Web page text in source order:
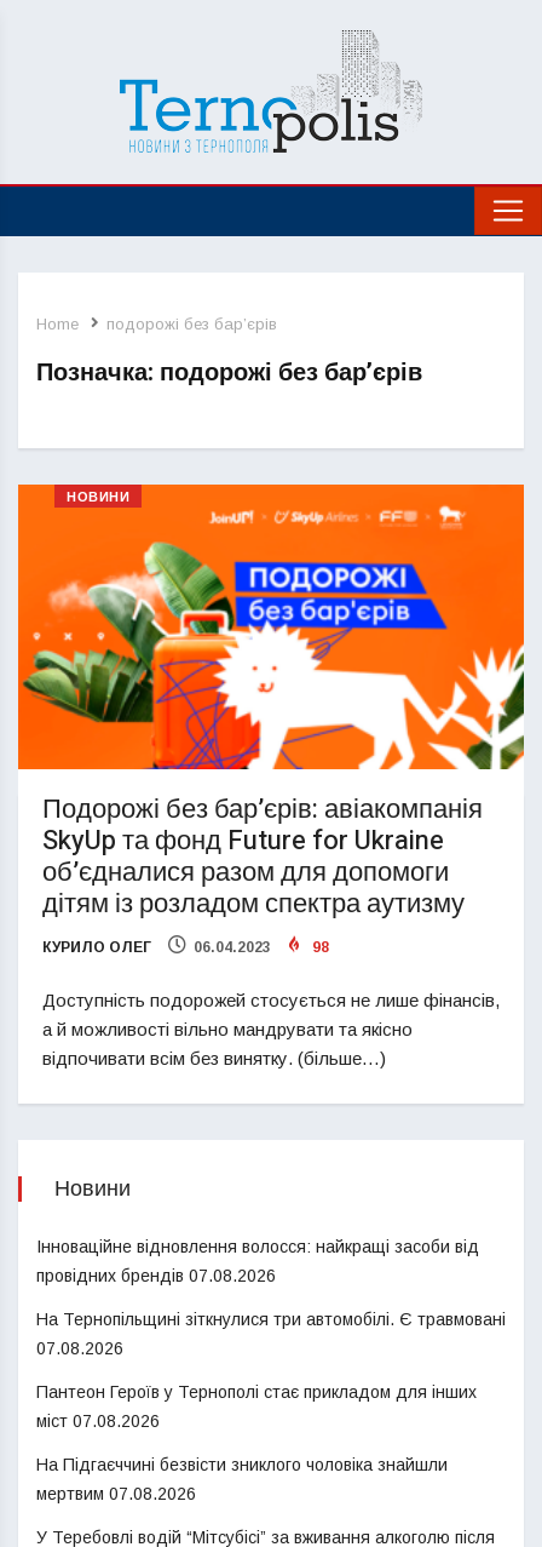
Home подорожі без бар’єрів
Позначка: подорожі без бар’єрів
НОВИНИ
Подорожі без бар’єрів: авіакомпанія
SkyUp та фонд Future for Ukraine
об’єдналися разом для допомоги
дітям із розладом спектра аутизму
КУРИЛО ОЛЕГ 06.04.2023 98
Доступність подорожей стосується не лише фінансів,
а й можливості вільно мандрувати та якісно
відпочивати всім без винятку. (більше…)
Новини
Інноваційне відновлення волосся: найкращі засоби від
провідних брендів 07.08.2026
На Тернопільщині зіткнулися три автомобілі. Є травмовані
07.08.2026
Пантеон Героїв у Тернополі стає прикладом для інших
міст 07.08.2026
На Підгаєччині безвісти зниклого чоловіка знайшли
мертвим 07.08.2026
У Теребовлі водій “Мітсубісі” за вживання алкоголю після